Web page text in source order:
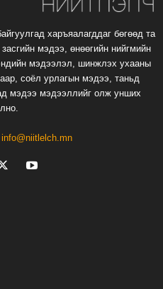
харъяалагддаг бөгөөд та
мэдээ, өнөөгийн нийгмийн
мэдээлэл, шинжлэх ухааны
соёл урлагын мэдээ, таньд
мэдээ мэдээллийг олж унших
info@niitlelch.mn